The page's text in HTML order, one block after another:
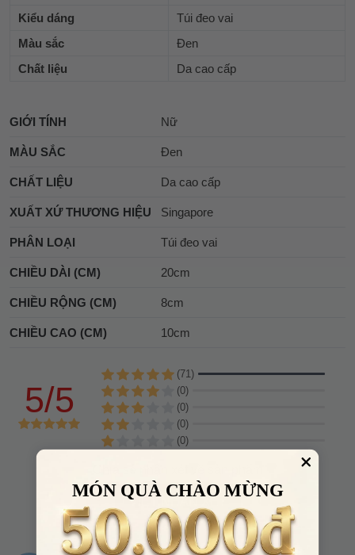
Kiểu dáng
Túi đeo vai
Màu sắc
Đen
Chất liệu
Da cao cấp
GIỚI TÍNH Nữ
MÀU SẮC Đen
CHẤT LIỆU Da cao cấp
XUẤT XỨ THƯƠNG HIỆU Singapore
PHÂN LOẠI Túi đeo vai
CHIỀU DÀI (CM) 20cm
CHIỀU RỘNG (CM) 8cm
CHIỀU CAO (CM) 10cm
5/5
(71)
(0)
(0)
(0)
(0)
VIẾT NHẬN XÉT
MÓN QUÀ CHÀO MỪNG